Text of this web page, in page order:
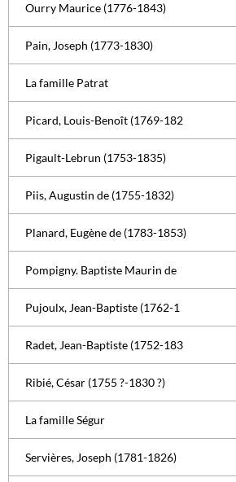
Ourry Maurice (1776-1843)
Pain, Joseph (1773-1830)
La famille Patrat
Picard, Louis-Benoît (1769-182
Pigault-Lebrun (1753-1835)
Piis, Augustin de (1755-1832)
Planard, Eugène de (1783-1853)
Pompigny. Baptiste Maurin de
Pujoulx, Jean-Baptiste (1762-1
Radet, Jean-Baptiste (1752-183
Ribié, César (1755 ?-1830 ?)
La famille Ségur
Servières, Joseph (1781-1826)